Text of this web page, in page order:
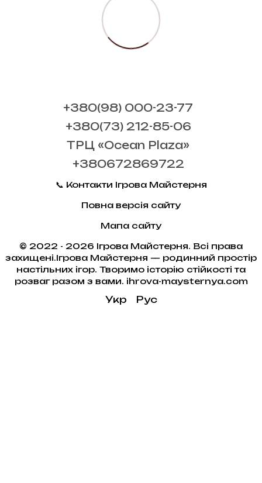
+380(98) 000-23-77
+380(73) 212-85-06
ТРЦ «Ocean Plaza»
+380672869722
📞 Контакти Ігрова Майстерня
Повна версія сайту
Мапа сайту
© 2022 - 2026 Ігрова Майстерня. Всі права
захищені.Ігрова Майстерня — родинний простір
настільних ігор. Творимо історію стійкості та
розваг разом з вами. ihrova-maysternya.com
Укр Рус